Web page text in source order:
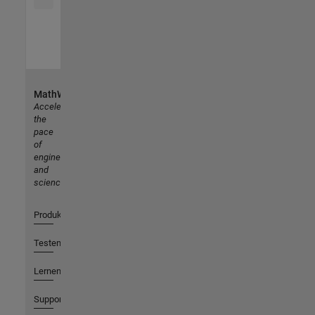
MathWorks
Accelerating
the
pace
of
engineering
and
science
Produkte
Testen oder Kaufen
Lernen
Support